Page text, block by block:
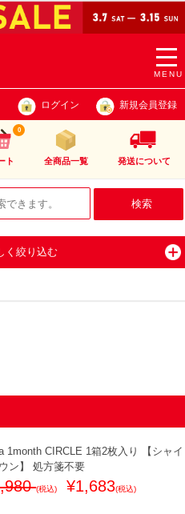
MENU
ログイン 新規会員登録
ト
0
全商品一覧 発送について
く絞り込む
1month CIRCLE 1箱2枚入り 【シャイ
ン】 処方箋不要
(税込) ¥1,683(税込)